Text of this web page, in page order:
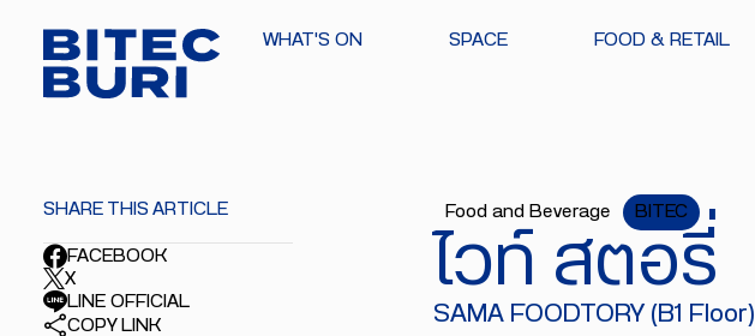
WHAT'S ON SPACE FOOD & RETAIL
Food and Beverage BITEC
ไวท์ สตอรี่
SAMA FOODTORY (B1 Floor)
SHARE THIS ARTICLE
FACEBOOK
X
LINE OFFICIAL
COPY LINK